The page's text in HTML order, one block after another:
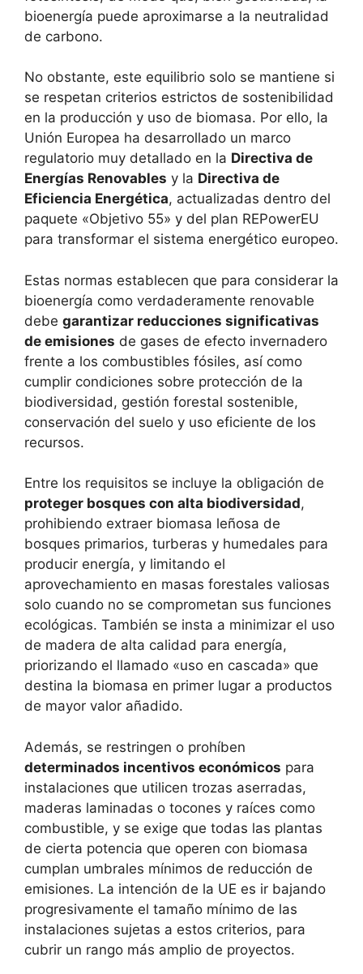
bioenergía puede aproximarse a la neutralidad
de carbono.
No obstante, este equilibrio solo se mantiene si
se respetan criterios estrictos de sostenibilidad
en la producción y uso de biomasa. Por ello, la
Unión Europea ha desarrollado un marco
regulatorio muy detallado en la Directiva de
Energías Renovables y la Directiva de
Eficiencia Energética, actualizadas dentro del
paquete «Objetivo 55» y del plan REPowerEU
para transformar el sistema energético europeo.
Estas normas establecen que para considerar la
bioenergía como verdaderamente renovable
debe garantizar reducciones significativas
de emisiones de gases de efecto invernadero
frente a los combustibles fósiles, así como
cumplir condiciones sobre protección de la
biodiversidad, gestión forestal sostenible,
conservación del suelo y uso eficiente de los
recursos.
Entre los requisitos se incluye la obligación de
proteger bosques con alta biodiversidad,
prohibiendo extraer biomasa leñosa de
bosques primarios, turberas y humedales para
producir energía, y limitando el
aprovechamiento en masas forestales valiosas
solo cuando no se comprometan sus funciones
ecológicas. También se insta a minimizar el uso
de madera de alta calidad para energía,
priorizando el llamado «uso en cascada» que
destina la biomasa en primer lugar a productos
de mayor valor añadido.
Además, se restringen o prohíben
determinados incentivos económicos para
instalaciones que utilicen trozas aserradas,
maderas laminadas o tocones y raíces como
combustible, y se exige que todas las plantas
de cierta potencia que operen con biomasa
cumplan umbrales mínimos de reducción de
emisiones. La intención de la UE es ir bajando
progresivamente el tamaño mínimo de las
instalaciones sujetas a estos criterios, para
cubrir un rango más amplio de proyectos.